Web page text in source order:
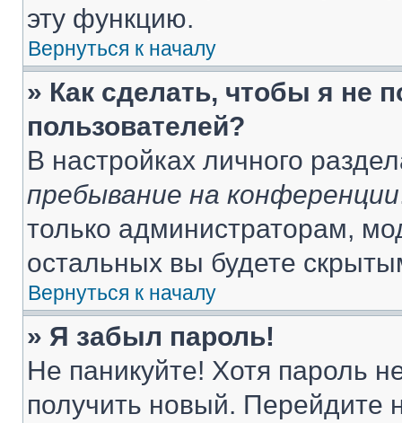
эту функцию.
Вернуться к началу
» Как сделать, чтобы я не
пользователей?
В настройках личного
пребывание на конференции
только администраторам,
остальных вы будете
Вернуться к началу
» Я забыл пароль!
Не паникуйте! Хотя пароль
получить новый. Перейдите